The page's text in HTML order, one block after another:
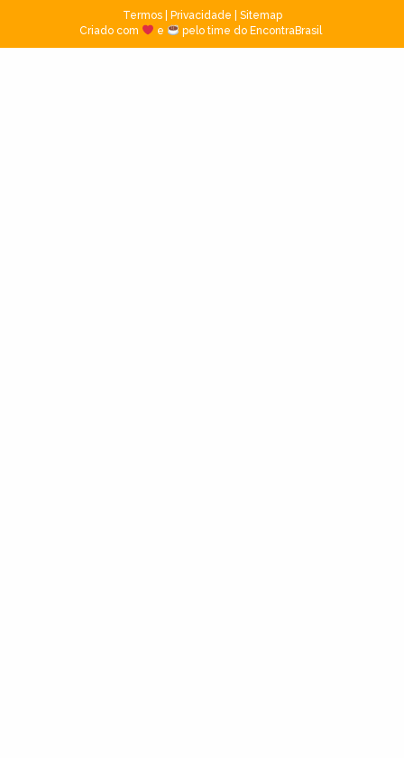
Termos| Privacidade
Sitemap
Criado com
e pelo time do EncontraBrasil